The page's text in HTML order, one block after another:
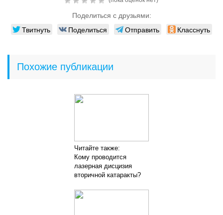
Поделиться с друзьями:
Твитнуть Поделиться Отправить Класснуть
Похожие публикации
Читайте также:
Кому проводится
лазерная дисцизия
вторичной катаракты?